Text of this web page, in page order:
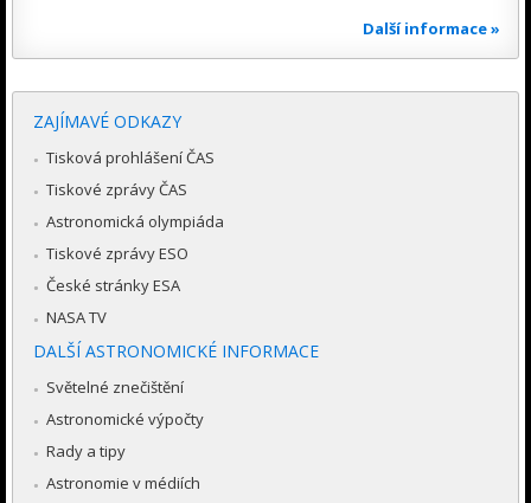
Další informace »
ZAJÍMAVÉ ODKAZY
Tisková prohlášení ČAS
Tiskové zprávy ČAS
Astronomická olympiáda
Tiskové zprávy ESO
České stránky ESA
NASA TV
DALŠÍ ASTRONOMICKÉ INFORMACE
Světelné znečištění
Astronomické výpočty
Rady a tipy
Astronomie v médiích